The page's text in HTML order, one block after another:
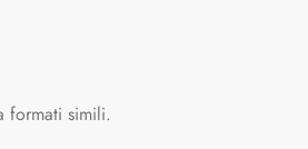
formati simili.